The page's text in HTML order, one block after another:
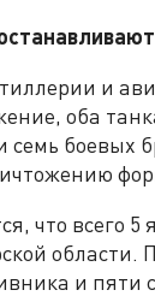
и
оба
семь боевых
что всего
и пяти